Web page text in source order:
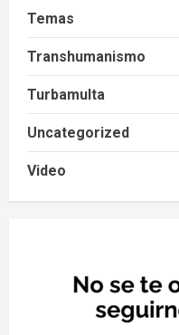
Temas
Transhumanismo
Turbamulta
Uncategorized
Video